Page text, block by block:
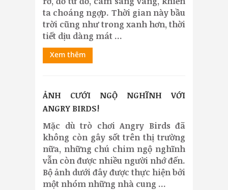
ta choáng ngợp. Thời gian này bầu
trời cũng như trong xanh hơn, thời
tiết dịu dàng mát ...
Xem thêm
ẢNH CƯỚI NGỘ NGHĨNH VỚI
ANGRY BIRDS!
Mặc dù trò chơi Angry Birds đã
không còn gây sốt trên thị trường
nữa, những chú chim ngộ nghĩnh
vẫn còn được nhiều người nhớ đến.
Bộ ảnh dưới đây được thực hiện bởi
một nhóm những nhà cung ...